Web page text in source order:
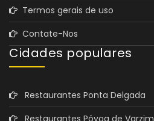
Termos gerais de uso
Contate-Nos
Cidades populares
Restaurantes Ponta Delgada
Restaurantes Póvoa de Varzim